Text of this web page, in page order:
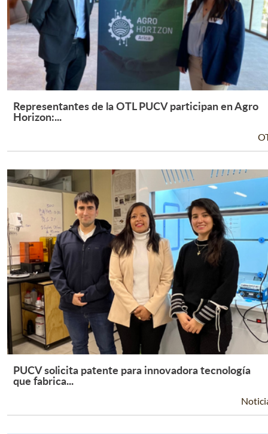
Leer Más +
Representantes de la OTL PUCV participan en Agro
Horizon:...
Leer Más +
PUCV solicita patente para innovadora tecnología
que fabrica...